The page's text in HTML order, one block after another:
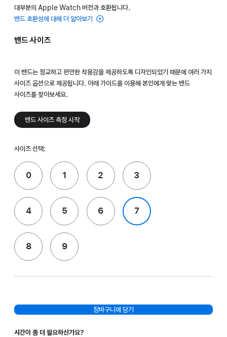
대부분의 Apple Watch 버전과 호환됩니다.
밴드 호환성에 대해 더 알아보기
밴드 사이즈
이 밴드는 정교하고 편안한 착용감을 제공하도록 디자인되었기 때문에 여러 가지
사이즈 옵션으로 제공됩니다. 아래 가이드를 이용해 본인에게 맞는 밴드
사이즈를 찾아보세요.
밴드 사이즈 측정 시작
사이즈 선택:
0 1 2 3
4 5 6 7
8 9
장바구니에 담기
시간이 좀 더 필요하신가요?